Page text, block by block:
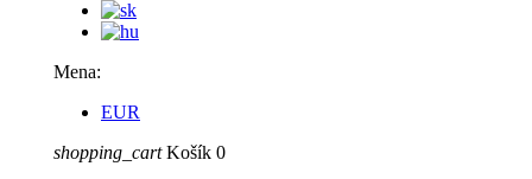
Mena:
EUR
shopping_cart Košík 0